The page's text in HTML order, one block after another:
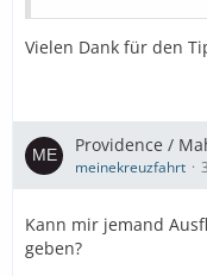
Vielen Dank für den
Providence /
meinekreuzfahrt
Kann mir jemand
geben?